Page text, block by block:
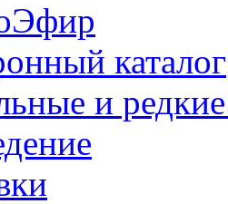
каталог
и